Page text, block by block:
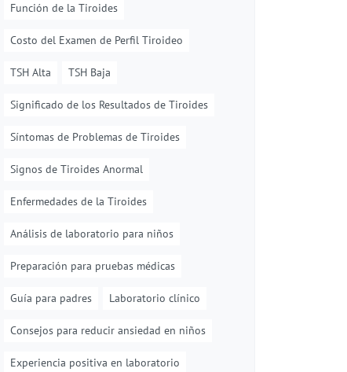
Función de la Tiroides
Costo del Examen de Perfil Tiroideo
TSH Alta TSH Baja
Significado de los Resultados de Tiroides
Síntomas de Problemas de Tiroides
Signos de Tiroides Anormal
Enfermedades de la Tiroides
Análisis de laboratorio para niños
Preparación para pruebas médicas
Guía para padres Laboratorio clínico
Consejos para reducir ansiedad en niños
Experiencia positiva en laboratorio